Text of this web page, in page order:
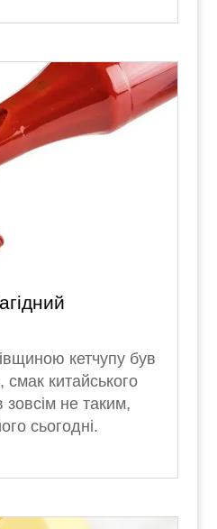
кетчупу був
китайського
не таким,
сьогодні.